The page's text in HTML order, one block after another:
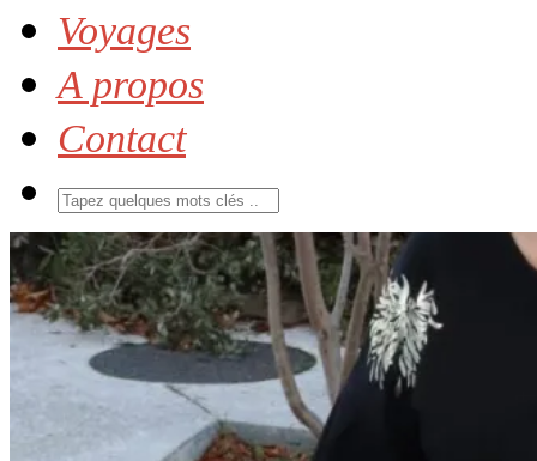
Voyages
A propos
Contact